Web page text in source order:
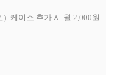
케이스 추가 시 월 2,000원